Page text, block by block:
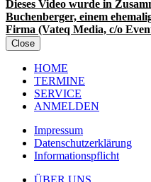
Dieses Video wurde in
Buchenberger, einem
Firma (Vateq Media, c/o
Close
HOME
TERMINE
SERVICE
ANMELDEN
Impressum
Datenschutzerklärung
Informationspflicht
ÜBER UNS